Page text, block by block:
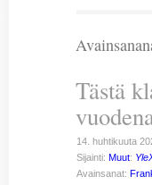
Tästä
14. huhtikuuta
Sijainti: Muut:
Avainsanat: